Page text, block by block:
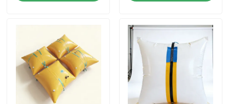
VİDEOLAR
Hakkımızda